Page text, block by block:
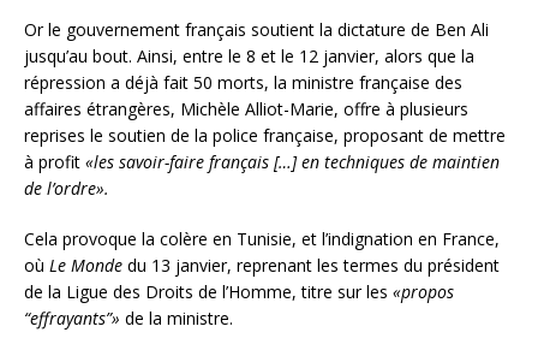
Or le gouvernement français soutient la dictature de Ben Ali
jusqu’au bout. Ainsi, entre le 8 et le 12 janvier, alors que la
répression a déjà fait 50 morts, la ministre française des
affaires étrangères, Michèle Alliot-Marie, offre à plusieurs
reprises le soutien de la police française, proposant de mettre
à profit «les savoir-faire français […] en techniques de maintien
de l’ordre».
Cela provoque la colère en Tunisie, et l’indignation en France,
où Le Monde du 13 janvier, reprenant les termes du président
de la Ligue des Droits de l’Homme, titre sur les «propos
“effrayants”» de la ministre.